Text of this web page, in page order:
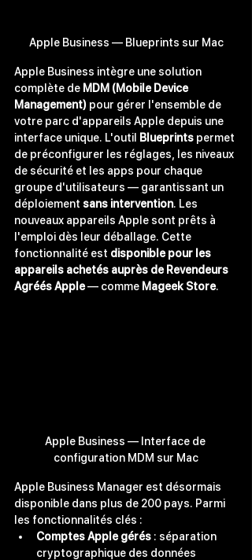
Apple Business — Blueprints sur Mac
Apple Business intègre une solution
complète de MDM (Mobile Device
Management) pour gérer l'ensemble de
votre parc d'appareils Apple depuis une
interface unique. L'outil
Blueprints permet
de préconfigurer les réglages, les niveaux
de sécurité et les apps pour chaque
groupe d'utilisateurs — garantissant un
déploiement sans intervention. Les
nouveaux appareils Apple sont prêts à
l'emploi dès leur déballage. Cette
fonctionnalité est disponible pour les
appareils achetés auprès de Revendeurs
Agréés Apple — comme Mageek Store.
Apple Business — Interface de
configuration MDM sur Mac
Apple Business Manager est désormais
disponible dans plus de 200 pays. Parmi
les fonctionnalités clés :
Comptes Apple gérés : séparation
cryptographique des données